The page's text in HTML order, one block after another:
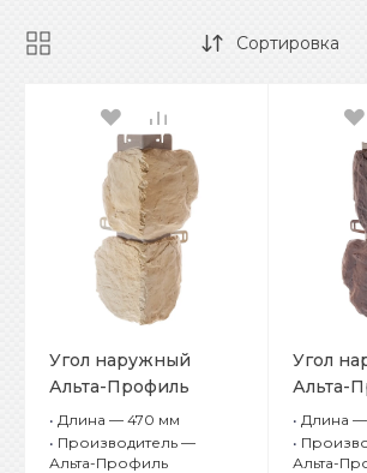
Сортировка
Угол наружный
Альта-Профиль
Бутовый камень
Балтийский
• Длина — 470 мм
• Производитель —
Альта-Профиль
Угол
Альта-
• Длина
•
Альта-